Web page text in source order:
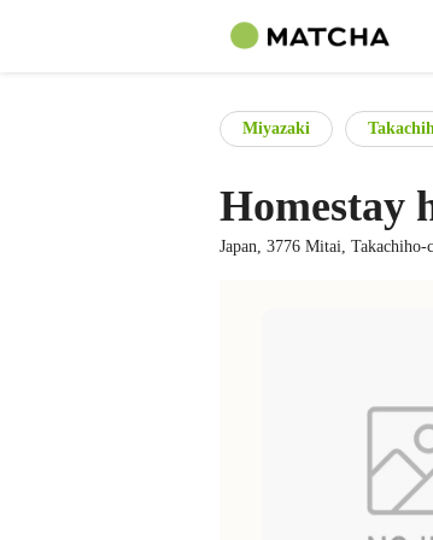
Miyazaki
Homestay
Japan, 3776 Mitai,